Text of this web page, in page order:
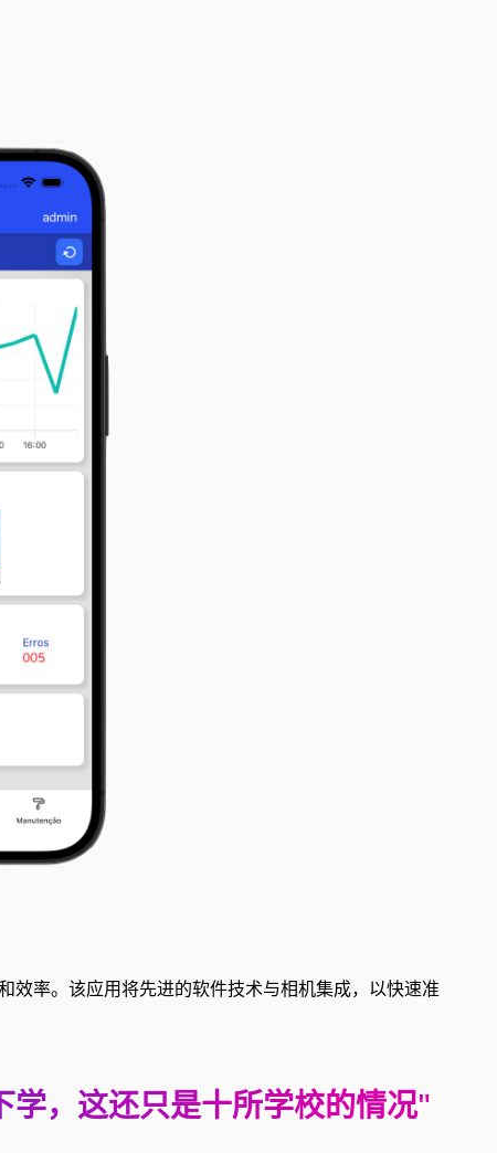
效率。该应用将先进的软件技术与相机集成，以快速准
，这还只是十所学校的情况"